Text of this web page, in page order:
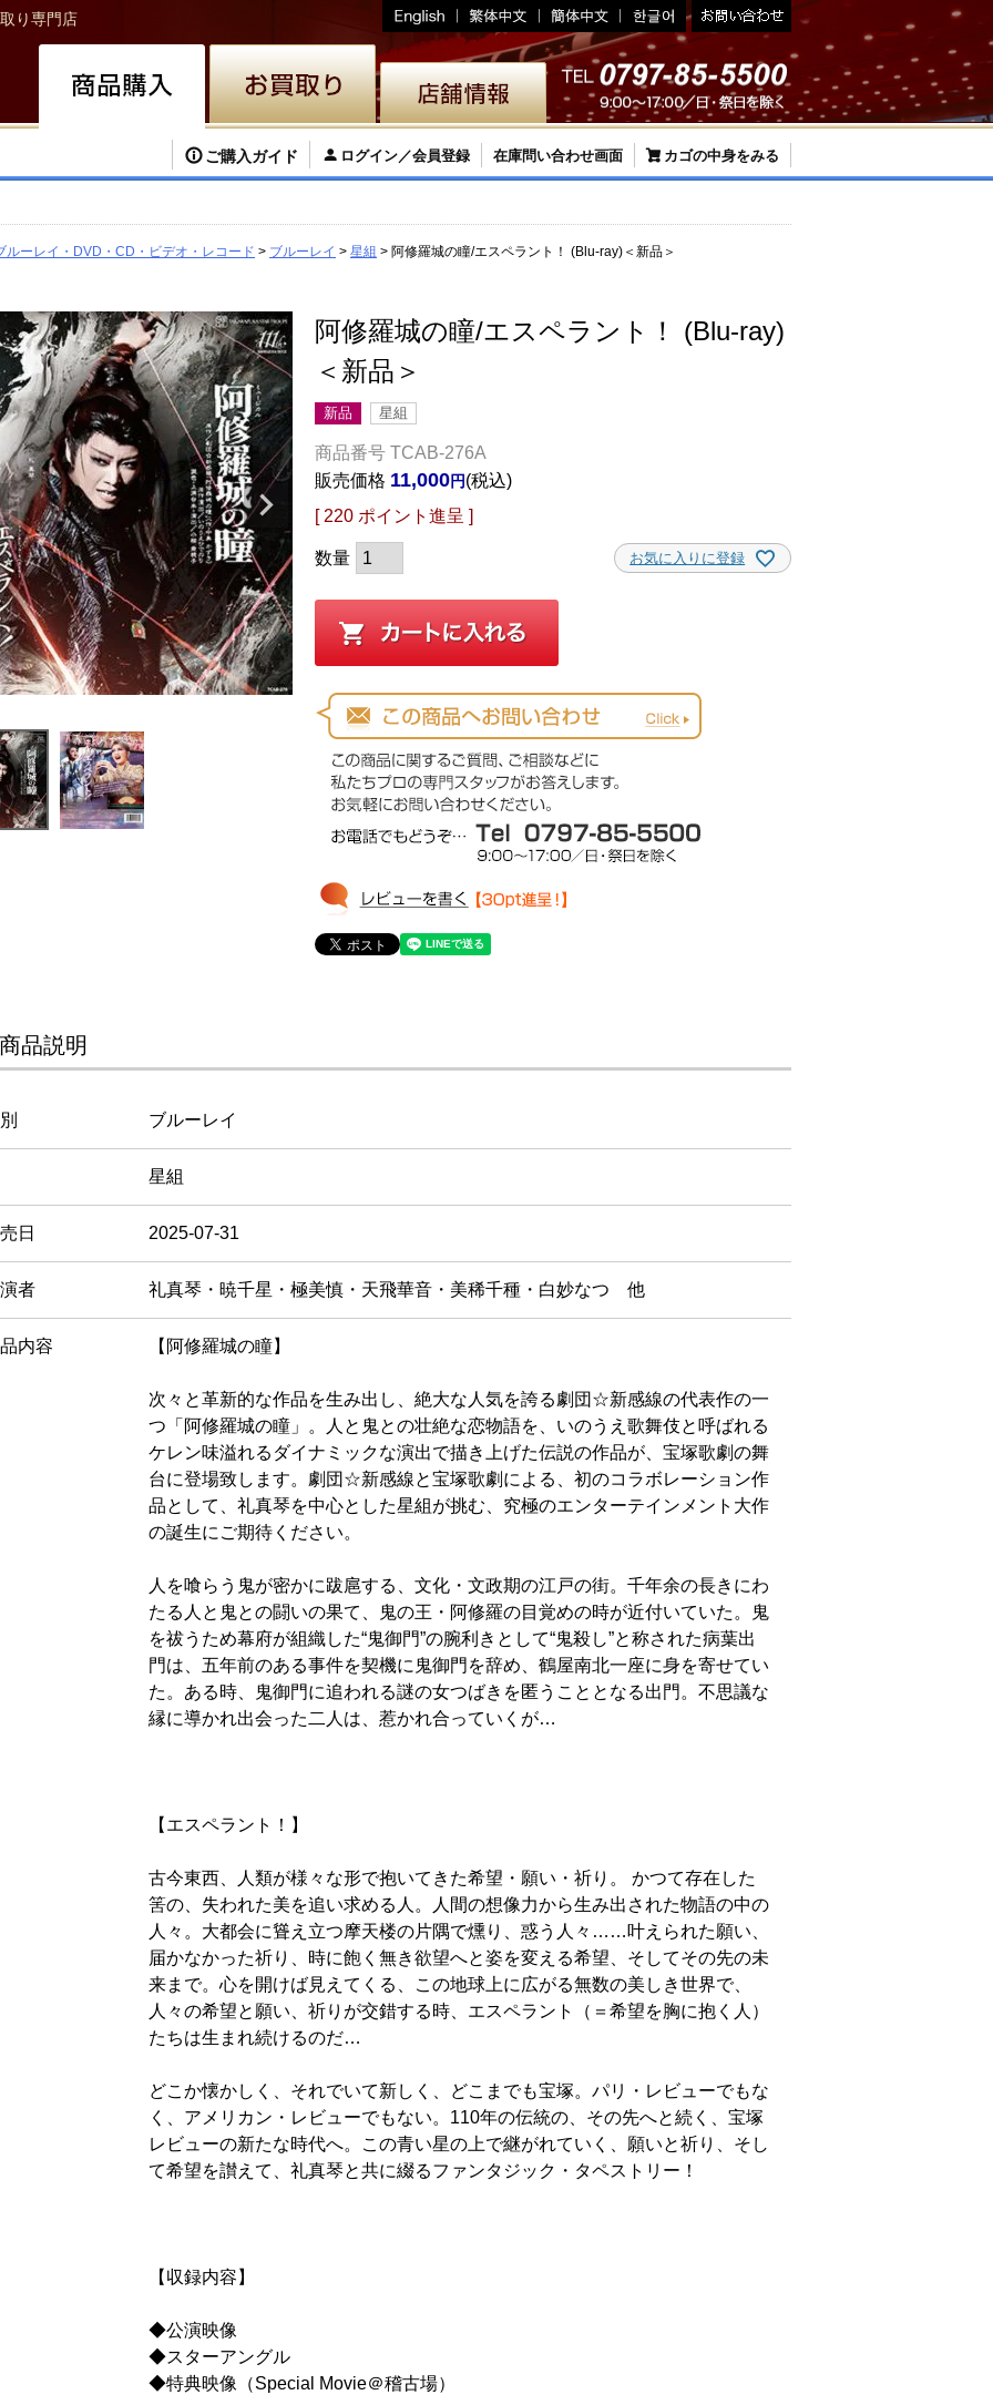
り専門店
ご購入ガイド ログイン／会員登録 在庫問い合わせ画面 カゴの中身をみる
ルーレイ・DVD・CD・ビデオ・レコード ブルーレイ 星組 阿修羅城の瞳/エスペラント！ (Blu-ray)＜新品＞
阿修羅城の瞳/エスペラント！ (Blu-ray)
＜新品＞
新品 星組
商品番号 TCAB-276A
販売価格 11,000
税込
[ 220 ポイント進呈 ]
お気に入りに登録
商品説明
ブルーレイ
星組
日 2025-07-31
者 礼真琴・暁千星・極美慎・天飛華音・美稀千種・白妙なつ 他
内容 【阿修羅城の瞳】
次々と革新的な作品を生み出し、絶大な人気を誇る劇団☆新感線の代表作の一
つ「阿修羅城の瞳」。人と鬼との壮絶な恋物語を、いのうえ歌舞伎と呼ばれる
ケレン味溢れるダイナミックな演出で描き上げた伝説の作品が、宝塚歌劇の舞
台に登場致します。劇団☆新感線と宝塚歌劇による、初のコラボレーション作
品として、礼真琴を中心とした星組が挑む、究極のエンターテインメント大作
の誕生にご期待ください。
人を喰らう鬼が密かに跋扈する、文化・文政期の江戸の街。千年余の長きにわ
たる人と鬼との闘いの果て、鬼の王・阿修羅の目覚めの時が近付いていた。鬼
を祓うため幕府が組織した“鬼御門”の腕利きとして“鬼殺し”と称された病葉出
門は、五年前のある事件を契機に鬼御門を辞め、鶴屋南北一座に身を寄せてい
た。ある時、鬼御門に追われる謎の女つばきを匿うこととなる出門。不思議な
縁に導かれ出会った二人は、惹かれ合っていくが…
【エスペラント！】
古今東西、人類が様々な形で抱いてきた希望・願い・祈り。 かつて存在した
筈の、失われた美を追い求める人。人間の想像力から生み出された物語の中の
人々。大都会に聳え立つ摩天楼の片隅で燻り、惑う人々……叶えられた願い、
届かなかった祈り、時に飽く無き欲望へと姿を変える希望、そしてその先の未
来まで。心を開けば見えてくる、この地球上に広がる無数の美しき世界で、
人々の希望と願い、祈りが交錯する時、エスペラント（＝希望を胸に抱く人）
たちは生まれ続けるのだ…
どこか懐かしく、それでいて新しく、どこまでも宝塚。パリ・レビューでもな
く、アメリカン・レビューでもない。110年の伝統の、その先へと続く、宝塚
レビューの新たな時代へ。この青い星の上で継がれていく、願いと祈り、そし
て希望を讃えて、礼真琴と共に綴るファンタジック・タペストリー！
【収録内容】
◆公演映像
◆スターアングル
◆特典映像（Special Movie＠稽古場）